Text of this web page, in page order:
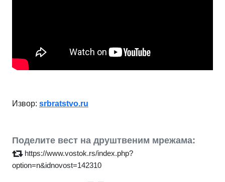
Извор: srbratstvo.ru
Поделите вест на друштвеним мрежама:
https://www.vostok.rs/index.php?
option=n&idnovost=142310